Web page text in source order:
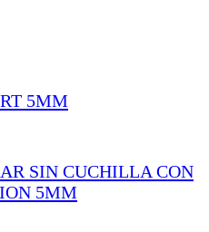
5MM
SIN CUCHILLA CON
5MM